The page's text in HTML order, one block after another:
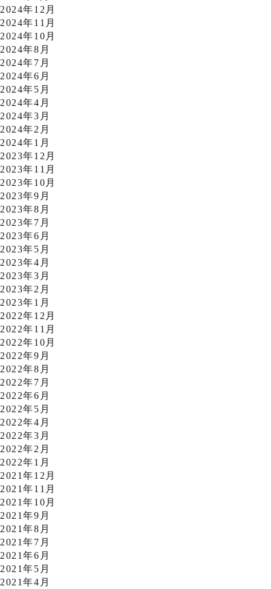
2024年12月
2024年11月
2024年10月
2024年8月
2024年7月
2024年6月
2024年5月
2024年4月
2024年3月
2024年2月
2024年1月
2023年12月
2023年11月
2023年10月
2023年9月
2023年8月
2023年7月
2023年6月
2023年5月
2023年4月
2023年3月
2023年2月
2023年1月
2022年12月
2022年11月
2022年10月
2022年9月
2022年8月
2022年7月
2022年6月
2022年5月
2022年4月
2022年3月
2022年2月
2022年1月
2021年12月
2021年11月
2021年10月
2021年9月
2021年8月
2021年7月
2021年6月
2021年5月
2021年4月